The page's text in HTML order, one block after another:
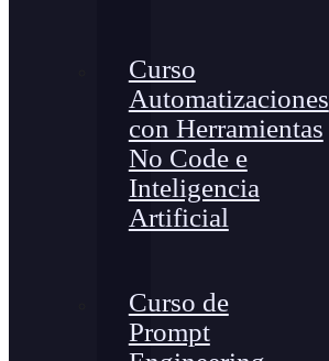
Curso
Automatizaciones
con Herramientas
No Code e
Inteligencia
Artificial
Curso de
Prompt